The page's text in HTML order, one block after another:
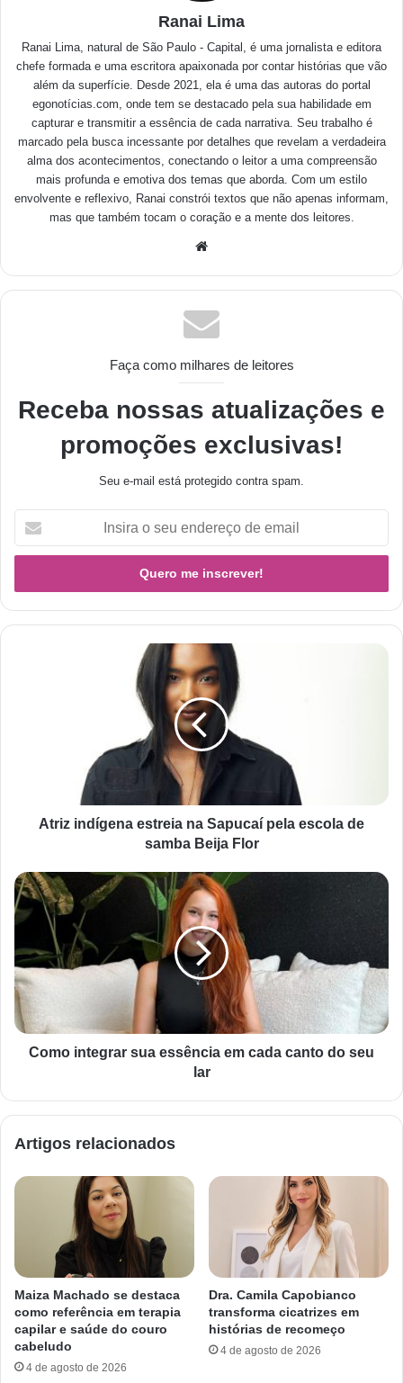
Ranai Lima
Ranai Lima, natural de São Paulo - Capital, é uma jornalista e editora
chefe formada e uma escritora apaixonada por contar histórias que vão
além da superfície. Desde 2021, ela é uma das autoras do portal
egonotícias.com, onde tem se destacado pela sua habilidade em
capturar e transmitir a essência de cada narrativa. Seu trabalho é
marcado pela busca incessante por detalhes que revelam a verdadeira
alma dos acontecimentos, conectando o leitor a uma compreensão
mais profunda e emotiva dos temas que aborda. Com um estilo
envolvente e reflexivo, Ranai constrói textos que não apenas informam,
mas que também tocam o coração e a mente dos leitores.
Faça como milhares de leitores
Receba nossas atualizações e
promoções exclusivas!
Seu e-mail está protegido contra spam.
Atriz indígena estreia na Sapucaí pela escola de
samba Beija Flor
Como integrar sua essência em cada canto do seu
lar
Artigos relacionados
Maiza Machado se destaca
como referência em terapia
capilar e saúde do couro
cabeludo
4 de agosto de 2026
Dra. Camila Capobianco
transforma cicatrizes em
histórias de recomeço
4 de agosto de 2026